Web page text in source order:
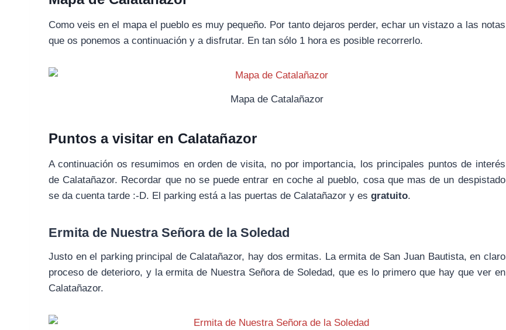
Como veis en el mapa el pueblo es muy pequeño. Por tanto dejaros perder, echar un vistazo a las notas
que os ponemos a continuación y a disfrutar. En tan sólo 1 hora es posible recorrerlo.
Mapa de Catalañazor
Puntos a visitar en Calatañazor
A continuación os resumimos en orden de visita, no por importancia, los principales puntos de interés
de Calatañazor. Recordar que no se puede entrar en coche al pueblo, cosa que mas de un despistado
se da cuenta tarde :-D. El parking está a las puertas de Calatañazor y es gratuito.
Ermita de Nuestra Señora de la Soledad
Justo en el parking principal de Calatañazor, hay dos ermitas. La ermita de San Juan Bautista, en claro
proceso de deterioro, y la ermita de Nuestra Señora de Soledad, que es lo primero que hay que ver en
Calatañazor.